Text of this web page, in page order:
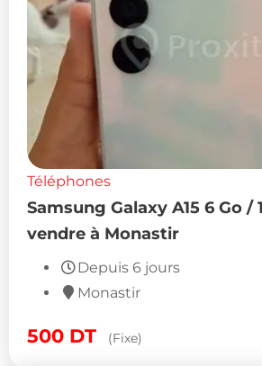
Téléphones
Samsung Galaxy A15 6 Go /
vendre à Monastir
Depuis 6 jours
Monastir
500 DT (Fixe)